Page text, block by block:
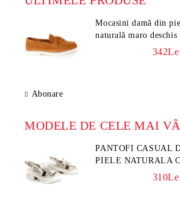
Mocasini damă din
naturală maro
Abonare
MODELE DE CELE MAI
PANTOFI CASUAL
PIELE NATURALA
FLORAL - MODEL